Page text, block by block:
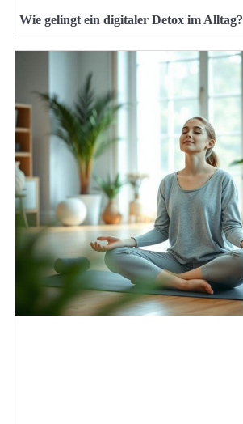
Wie gelingt ein digitaler Detox im Alltag?